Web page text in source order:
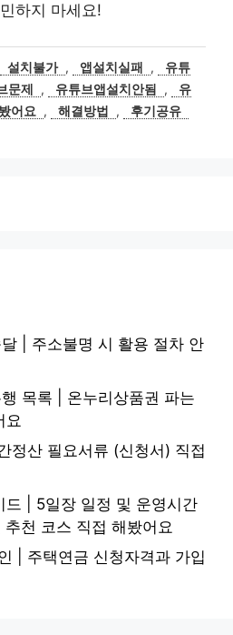
하지 마세요!
설치불가 , 앱설치실패 ,
유튜
문제 , 유튜브앱설치안됨 ,
유
어요 , 해결방법 , 후기공유
| 주소불명 시 활용 절차 안
목록 | 온누리상품권 파는
요
정산 필요서류 (신청서) 직접
드 | 5일장 일정 및 운영시간
추천 코스 직접 해봤어요
| 주택연금 신청자격과 가입